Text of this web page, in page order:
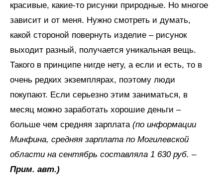
красивые, какие-то рисунки природные. Но многое
зависит и от меня. Нужно смотреть и думать,
какой стороной повернуть изделие – рисунок
выходит разный, получается уникальная вещь.
Такого в принципе нигде нету, а если и есть, то в
очень редких экземплярах, поэтому люди
покупают. Если серьезно этим заниматься, в
месяц можно заработать хорошие деньги –
больше чем средняя зарплата (по информации
Минфина, средняя зарплата по Могилевской
области на сентябрь составляла 1 630 руб. –
Прим. авт.)